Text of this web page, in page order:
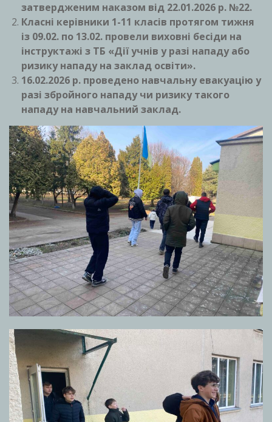
затвердженим наказом від 22.01.2026 р. №22.
Класні керівники 1-11 класів протягом тижня
із 09.02. по 13.02. провели виховні бесіди на
інструктажі з ТБ «Дії учнів у разі нападу або
ризику нападу на заклад освіти».
16.02.2026 р. проведено навчальну евакуацію у
разі збройного нападу чи ризику такого
нападу на навчальний заклад.